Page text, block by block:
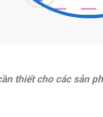
thiết cho các sản